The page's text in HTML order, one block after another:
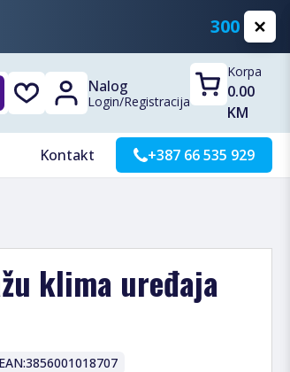
300 KM
Nalog
Login/Registracija
Korpa
0.00
KM
Kontakt +387 66 535 929
klima uređaja
EAN:3856001018707